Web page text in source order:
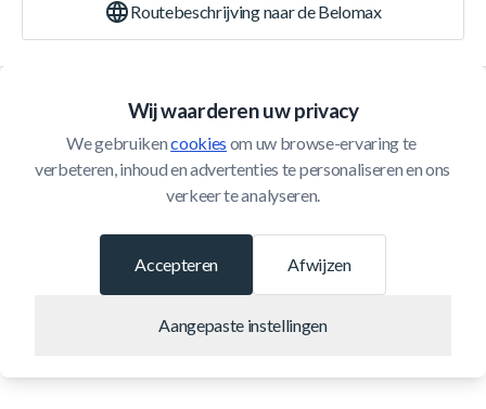
Wij waarderen uw privacy
We gebruiken cookies om uw browse-ervaring te
verbeteren, inhoud en advertenties te personaliseren en ons
verkeer te analyseren.
Afwijzen
Aangepaste instellingen
Accepteren
Klantenservice
Routebeschrijving naar de Belomax